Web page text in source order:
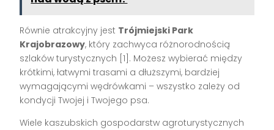
Równie atrakcyjny jest Trójmiejski Park
Krajobrazowy, który zachwyca różnorodnością
szlaków turystycznych [1]. Możesz wybierać między
krótkimi, łatwymi trasami a dłuższymi, bardziej
wymagającymi wędrówkami – wszystko zależy od
kondycji Twojej i Twojego psa.
Wiele kaszubskich gospodarstw agroturystycznych